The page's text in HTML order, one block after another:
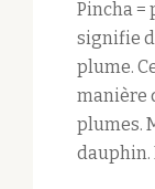
Pincha =
signifie
plume.
manière
plumes.
dauphin.